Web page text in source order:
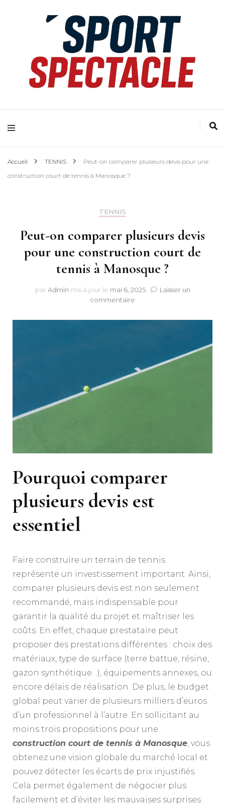
Accueil TENNIS
Peut-on comparer plusieurs devis pour une
construction court de tennis à Manosque ?
TENNIS
Peut-on comparer plusieurs devis
pour une construction court de
tennis à Manosque ?
par Admin mis à jour le mai 6, 2025
Laisser un
commentaire
on
une
Pourquoi comparer
plusieurs devis est
essentiel
Faire construire un terrain de tennis
représente un investissement important. Ainsi,
comparer plusieurs devis est non seulement
recommandé, mais indispensable pour
garantir la qualité du projet et maîtriser les
coûts. En effet, chaque prestataire peut
proposer des prestations différentes : choix des
matériaux, type de surface (terre battue, résine,
gazon synthétique…), équipements annexes, ou
encore délais de réalisation. De plus, le budget
global peut varier de plusieurs milliers d’euros
d’un professionnel à l’autre. En sollicitant au
moins trois propositions pour une
construction court de tennis à Manosque, vous
obtenez une vision globale du marché local et
pouvez détecter les écarts de prix injustifiés.
Cela permet également de négocier plus
facilement et d’éviter les mauvaises surprises